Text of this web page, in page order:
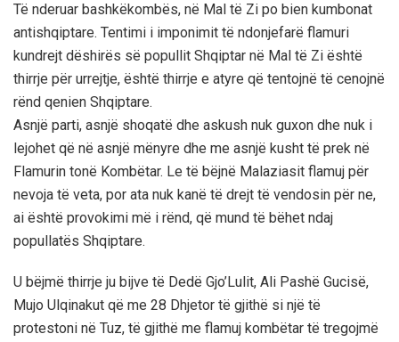
Të nderuar bashkëkombës, në Mal të Zi po bien kumbonat
antishqiptare. Tentimi i imponimit të ndonjefarë flamuri
kundrejt dëshirës së popullit Shqiptar në Mal të Zi është
thirrje për urrejtje, është thirrje e atyre që tentojnë të cenojnë
rënd qenien Shqiptare.
Asnjë parti, asnjë shoqatë dhe askush nuk guxon dhe nuk i
lejohet që në asnjë mënyre dhe me asnjë kusht të prek në
Flamurin tonë Kombëtar. Le të bëjnë Malaziasit flamuj për
nevoja të veta, por ata nuk kanë të drejt të vendosin për ne,
ai është provokimi më i rënd, që mund të bëhet ndaj
popullatës Shqiptare.
U bëjmë thirrje ju bijve të Dedë Gjo’Lulit, Ali Pashë Gucisë,
Mujo Ulqinakut që me 28 Dhjetor të gjithë si një të
protestoni në Tuz, të gjithë me flamuj kombëtar të tregojmë